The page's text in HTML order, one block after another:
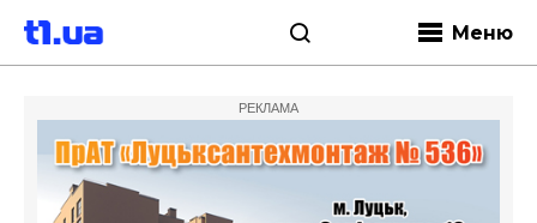
Меню
РЕКЛАМА